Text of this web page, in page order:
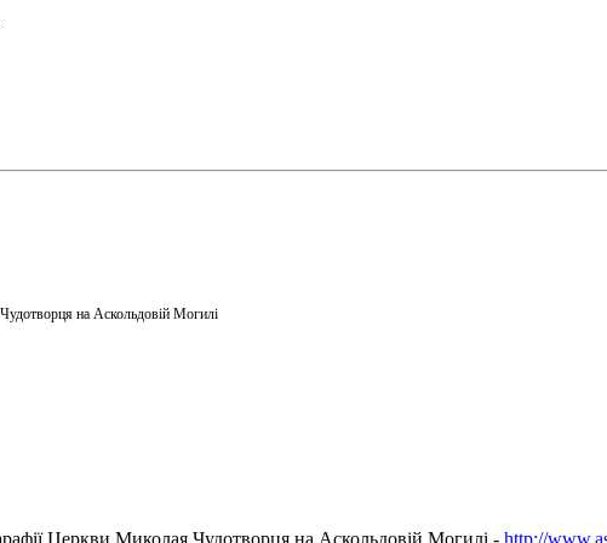
на Аскольдовій Могилі